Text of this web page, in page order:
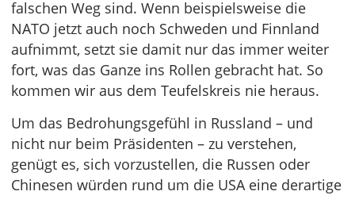
falschen Weg sind. Wenn beispielsweise die
NATO jetzt auch noch Schweden und Finnland
aufnimmt, setzt sie damit nur das immer weiter
fort, was das Ganze ins Rollen gebracht hat. So
kommen wir aus dem Teufelskreis nie heraus.
Um das Bedrohungsgefühl in Russland – und
nicht nur beim Präsidenten – zu verstehen,
genügt es, sich vorzustellen, die Russen oder
Chinesen würden rund um die USA eine derartige